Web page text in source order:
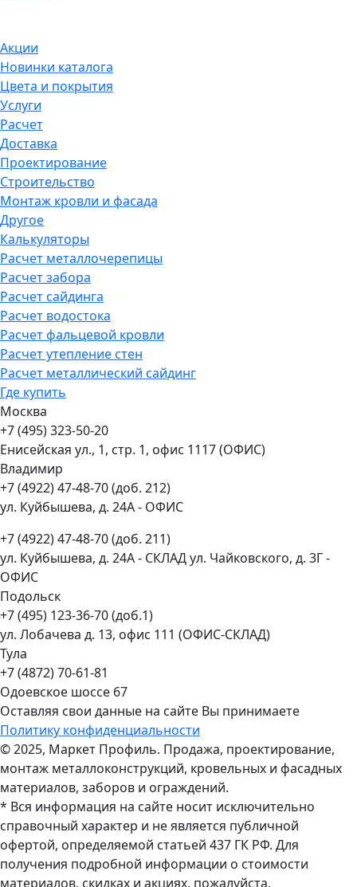
Акции
Новинки каталога
Цвета и покрытия
Услуги
Расчет
Доставка
Проектирование
Строительство
Монтаж кровли и фасада
Другое
Калькуляторы
Расчет металлочерепицы
Расчет забора
Расчет сайдинга
Расчет водостока
Расчет фальцевой кровли
Расчет утепление стен
Расчет металлический сайдинг
Где купить
Москва
+7 (495) 323-50-20
Енисейская ул., 1, стр. 1, офис 1117 (ОФИС)
Владимир
+7 (4922) 47-48-70 (доб. 212)
ул. Куйбышева, д. 24А - ОФИС
+7 (4922) 47-48-70 (доб. 211)
ул. Куйбышева, д. 24А - СКЛАД ул. Чайковского, д. 3Г -
ОФИС
Подольск
+7 (495) 123-36-70 (доб.1)
ул. Лобачева д. 13, офис 111 (ОФИС-СКЛАД)
Тула
+7 (4872) 70-61-81
Одоевское шоссе 67
Оставляя свои данные на сайте Вы принимаете
Политику конфиденциальности
© 2025, Маркет Профиль. Продажа, проектирование,
монтаж металлоконструкций, кровельных и фасадных
материалов, заборов и ограждений.
* Вся информация на сайте носит исключительно
справочный характер и не является публичной
офертой, определяемой статьей 437 ГК РФ. Для
получения подробной информации о стоимости
материалов, скидках и акциях, пожалуйста,